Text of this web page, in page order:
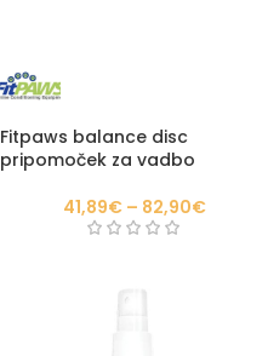
Fitpaws balance disc
pripomoček za vadbo
41,89€ – 82,90€